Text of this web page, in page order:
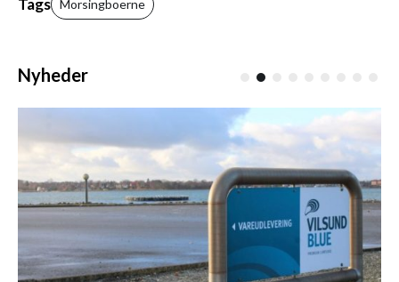
Tags Morsingboerne
Nyheder